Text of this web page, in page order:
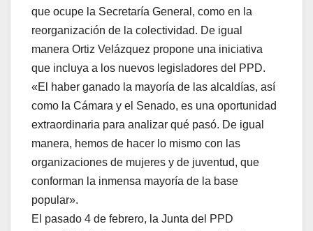
que ocupe la Secretaría General, como en la
reorganización de la colectividad. De igual
manera Ortiz Velázquez propone una iniciativa
que incluya a los nuevos legisladores del PPD.
«El haber ganado la mayoría de las alcaldías, así
como la Cámara y el Senado, es una oportunidad
extraordinaria para analizar qué pasó. De igual
manera, hemos de hacer lo mismo con las
organizaciones de mujeres y de juventud, que
conforman la inmensa mayoría de la base
popular».
El pasado 4 de febrero, la Junta del PPD